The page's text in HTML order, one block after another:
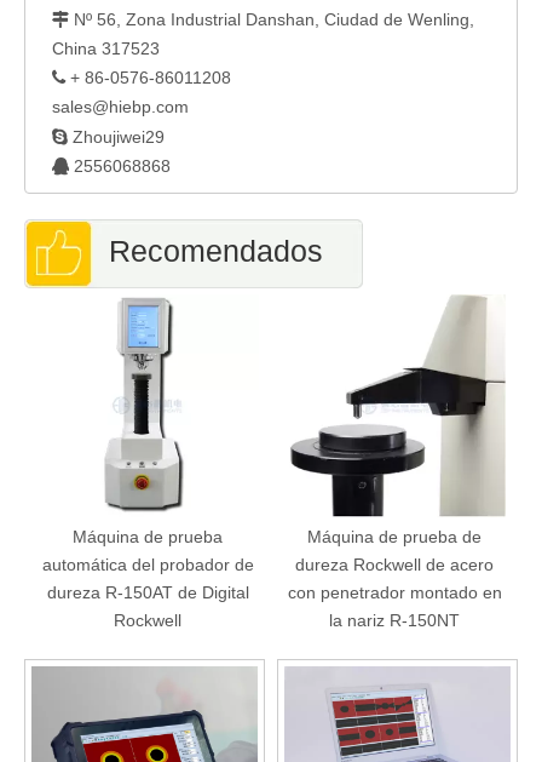
 Nº 56, Zona Industrial Danshan, Ciudad de Wenling,
China 317523
 + 86-0576-86011208
sales@hiebp.com
 Zhoujiwei29
 2556068868
Recomendados
Máquina de prueba
automática del probador de
dureza R-150AT de Digital
Rockwell
Máquina de prueba de
dureza Rockwell de acero
con penetrador montado en
la nariz R-150NT